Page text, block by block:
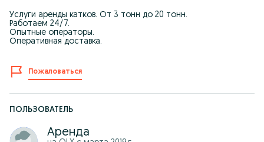
Услуги аренды катков. От 3 тонн до 20 тонн.
Работаем 24/7.
Опытные операторы.
Оперативная доставка.
Пожаловаться
ПОЛЬЗОВАТЕЛЬ
Аренда